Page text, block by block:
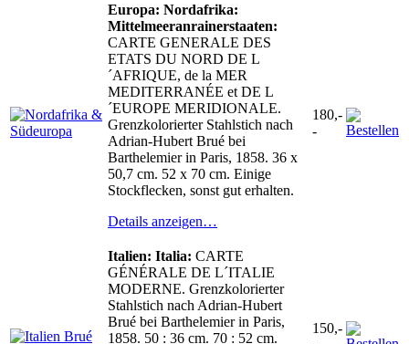
Europa: Nordafrika:
Mittelmeeranrainerstaaten:
CARTE GENERALE DES
ETATS DU NORD DE L
´AFRIQUE, de la MER
MEDITERRANÉE et DE L
´EUROPE MERIDIONALE.
Grenzkolorierter Stahlstich nach
Adrian-Hubert Brué bei
Barthelemier in Paris, 1858. 36 x
50,7 cm. 52 x 70 cm. Einige
Stockflecken, sonst gut erhalten.
Details anzeigen…
180,-
-
Italien: Italia: CARTE
GÉNÉRALE DE L´ITALIE
MODERNE. Grenzkolorierter
Stahlstich nach Adrian-Hubert
Brué bei Barthelemier in Paris,
1858. 50 : 36 cm. 70 : 52 cm.
150,-